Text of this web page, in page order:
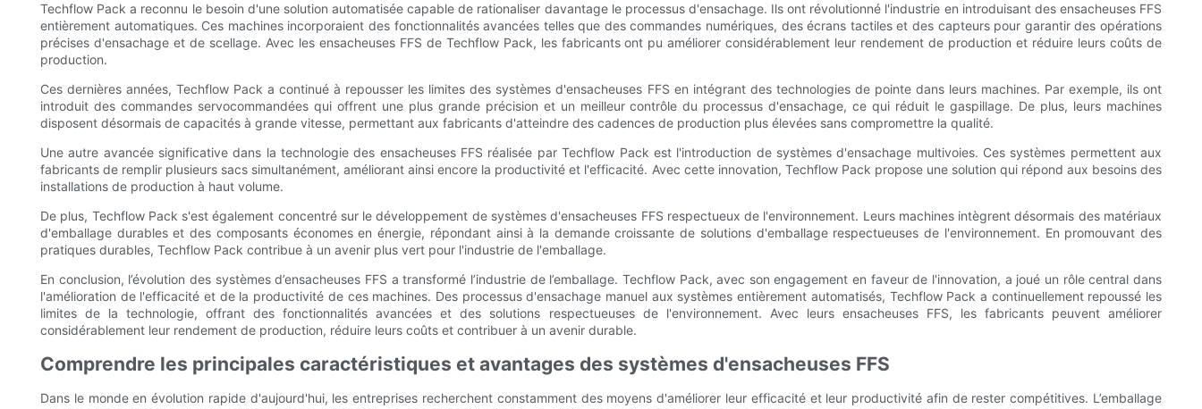
Techflow Pack a reconnu le besoin d'une solution automatisée capable de rationaliser davantage le processus d'ensachage. Ils ont révolutionné l'industrie en introduisant des ensacheuses FFS
entièrement automatiques. Ces machines incorporaient des fonctionnalités avancées telles que des commandes numériques, des écrans tactiles et des capteurs pour garantir des opérations
précises d'ensachage et de scellage. Avec les ensacheuses FFS de Techflow Pack, les fabricants ont pu améliorer considérablement leur rendement de production et réduire leurs coûts de
production.
Ces dernières années, Techflow Pack a continué à repousser les limites des systèmes d'ensacheuses FFS en intégrant des technologies de pointe dans leurs machines. Par exemple, ils ont
introduit des commandes servocommandées qui offrent une plus grande précision et un meilleur contrôle du processus d'ensachage, ce qui réduit le gaspillage. De plus, leurs machines
disposent désormais de capacités à grande vitesse, permettant aux fabricants d'atteindre des cadences de production plus élevées sans compromettre la qualité.
Une autre avancée significative dans la technologie des ensacheuses FFS réalisée par Techflow Pack est l'introduction de systèmes d'ensachage multivoies. Ces systèmes permettent aux
fabricants de remplir plusieurs sacs simultanément, améliorant ainsi encore la productivité et l'efficacité. Avec cette innovation, Techflow Pack propose une solution qui répond aux besoins des
installations de production à haut volume.
De plus, Techflow Pack s'est également concentré sur le développement de systèmes d'ensacheuses FFS respectueux de l'environnement. Leurs machines intègrent désormais des matériaux
d'emballage durables et des composants économes en énergie, répondant ainsi à la demande croissante de solutions d'emballage respectueuses de l'environnement. En promouvant des
pratiques durables, Techflow Pack contribue à un avenir plus vert pour l'industrie de l'emballage.
En conclusion, l’évolution des systèmes d’ensacheuses FFS a transformé l’industrie de l’emballage. Techflow Pack, avec son engagement en faveur de l'innovation, a joué un rôle central dans
l'amélioration de l'efficacité et de la productivité de ces machines. Des processus d'ensachage manuel aux systèmes entièrement automatisés, Techflow Pack a continuellement repoussé les
limites de la technologie, offrant des fonctionnalités avancées et des solutions respectueuses de l'environnement. Avec leurs ensacheuses FFS, les fabricants peuvent améliorer
considérablement leur rendement de production, réduire leurs coûts et contribuer à un avenir durable.
Comprendre les principales caractéristiques et avantages des systèmes d'ensacheuses FFS
Dans le monde en évolution rapide d'aujourd'hui, les entreprises recherchent constamment des moyens d'améliorer leur efficacité et leur productivité afin de rester compétitives. L’emballage